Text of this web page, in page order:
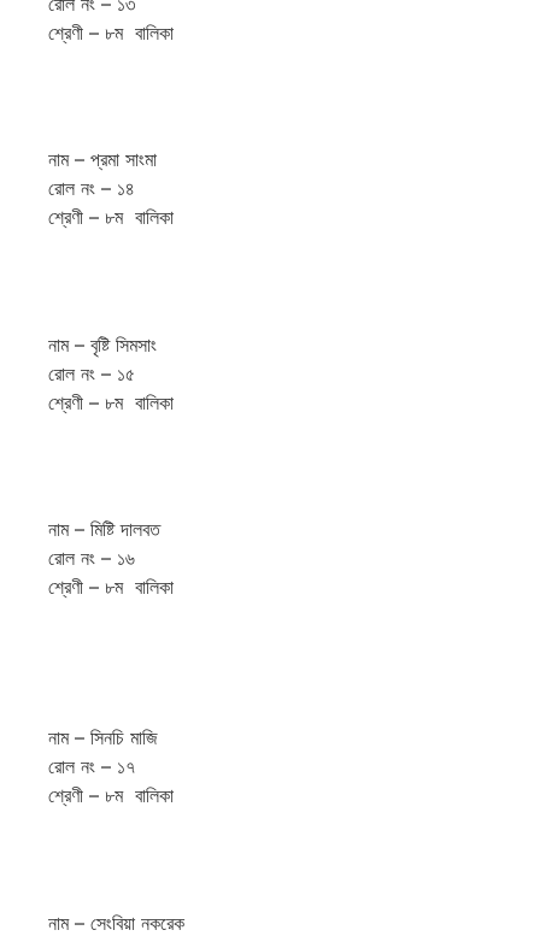
শ্রেণী – ৮ম বালিকা
নাম – প্রমা সাংমা
রোল নং – ১৪
শ্রেণী – ৮ম বালিকা
নাম – বৃষ্টি সিমসাং
রোল নং – ১৫
শ্রেণী – ৮ম বালিকা
নাম – মিষ্টি দালবত
রোল নং – ১৬
শ্রেণী – ৮ম বালিকা
নাম – সিনচি মাজি
রোল নং – ১৭
শ্রেণী – ৮ম বালিকা
নাম – সেংবিয়া নকরেক